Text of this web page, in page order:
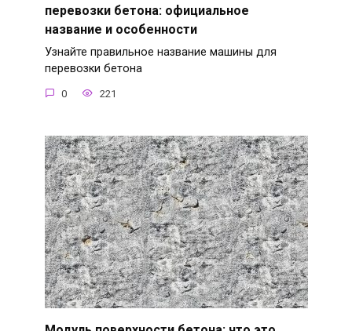
перевозки бетона: официальное
название и особенности
Узнайте правильное название машины для
перевозки бетона
0 221